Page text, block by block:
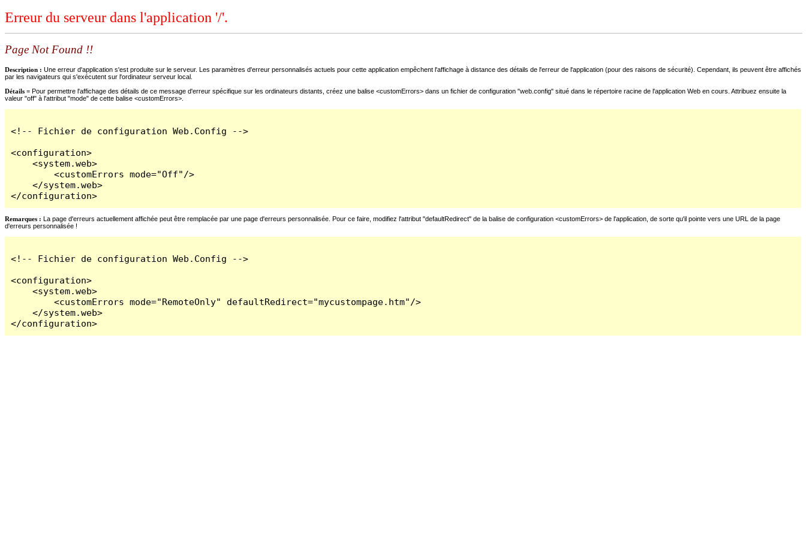
Erreur du serveur dans l'application '/'.
Page Not Found !!
Description : Une erreur d'application s'est produite sur le serveur. Les paramètres d'erreur personnalisés actuels pour cette application empêchent l'affichage à distance des détails de l'erreur de l'application (pour des raisons de sécurité). Cependant, ils peuvent être affichés
par les navigateurs qui s'exécutent sur l'ordinateur serveur local.
Détails = Pour permettre l'affichage des détails de ce message d'erreur spécifique sur les ordinateurs distants, créez une balise <customErrors> dans un fichier de configuration "web.config" situé dans le répertoire racine de l'application Web en cours. Attribuez ensuite la
valeur "off" à l'attribut "mode" de cette balise <customErrors>.
<!-- Fichier de configuration Web.Config -->
<configuration>
    <system.web>
        <customErrors mode="Off"/>
    </system.web>
</configuration>
Remarques : La page d'erreurs actuellement affichée peut être remplacée par une page d'erreurs personnalisée. Pour ce faire, modifiez l'attribut "defaultRedirect" de la balise de configuration <customErrors> de l'application, de sorte qu'il pointe vers une URL de la page
d'erreurs personnalisée !
<!-- Fichier de configuration Web.Config -->
<configuration>
    <system.web>
        <customErrors mode="RemoteOnly" defaultRedirect="mycustompage.htm"/>
    </system.web>
</configuration>